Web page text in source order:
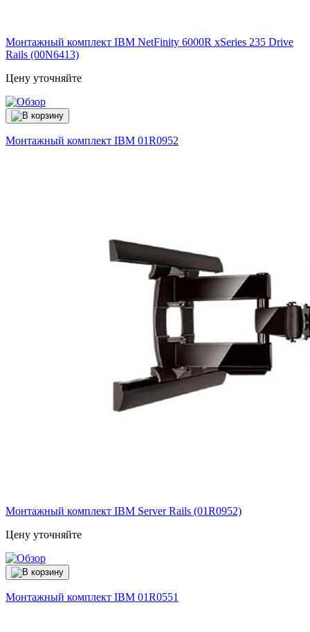
Монтажный комплект IBM NetFinity 6000R xSeries 235 Drive
Rails (00N6413)
Цену уточняйте
Монтажный комплект IBM 01R0952
Монтажный комплект IBM Server Rails (01R0952)
Цену уточняйте
Монтажный комплект IBM 01R0551